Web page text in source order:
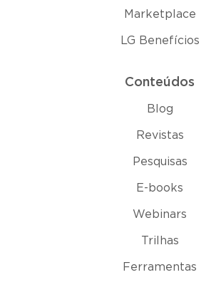
Marketplace
LG Benefícios
Conteúdos
Blog
Revistas
Pesquisas
E-books
Webinars
Trilhas
Ferramentas